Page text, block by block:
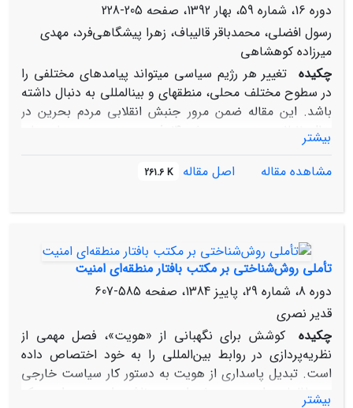
دوره 16، شماره 59، بهار 1392، صفحه
205-228
رسول افضلی، محمدباقر قالیباف، زهرا پیشگاهی‌فرد، مهدی
میرزاده‌ کوهشاهی
چکیده تغییر هر رژیم سیاسی می‏تواند پیامدهای مختلفی را
در سطوح مختلف محلی، منطقه‏ای و بین‏المللی به دنبال داشته
باشد. این مقاله ضمن مرور جنبش انقلابی مردم بحرین در
راهبردی ناشی از تغییر رژیم حاکم بر بحرین در سطوح داخلی
و منطقه‌ای می‏پردازد. این مقاله مستخرج از پایان‌نامه دکتری
بیشتر
مشاهده مقاله
اصل مقاله 261.6 K
تأملی روش‌شناختی بر مکتب بافتار منطقه‌ای امنیت
دوره 8، شماره 29، پاییز 1384، صفحه
585-607
قدیر نصری
چکیده
کوشش برای نگهبانی از «هویت»، فصل مهمی از
نظریه‌پردازی در روابط بین‌المللی را به خود اختصاص داده
است. تبدیل پاسداری از هویت به دستور کار سیاست خارجی
و مطالعات راهبردی، بیش از همه ناشی از موجی است که
بیشتر